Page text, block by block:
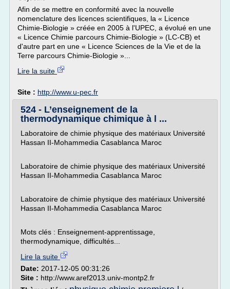
Afin de se mettre en conformité avec la nouvelle
nomenclature des licences scientifiques, la « Licence
Chimie-Biologie » créée en 2005 à l'UPEC, a évolué en une
« Licence Chimie parcours Chimie-Biologie » (LC-CB) et
d'autre part en une « Licence Sciences de la Vie et de la
Terre parcours Chimie-Biologie »...
Lire la suite
Site : http://www.u-pec.fr
524 - L’enseignement de la
thermodynamique chimique à l ...
Laboratoire de chimie physique des matériaux Université
Hassan II-Mohammedia Casablanca Maroc
Laboratoire de chimie physique des matériaux Université
Hassan II-Mohammedia Casablanca Maroc
Laboratoire de chimie physique des matériaux Université
Hassan II-Mohammedia Casablanca Maroc
Mots clés : Enseignement-apprentissage,
thermodynamique, difficultés...
Lire la suite
Date: 2017-12-05 00:31:26
Site : http://www.aref2013.univ-montp2.fr